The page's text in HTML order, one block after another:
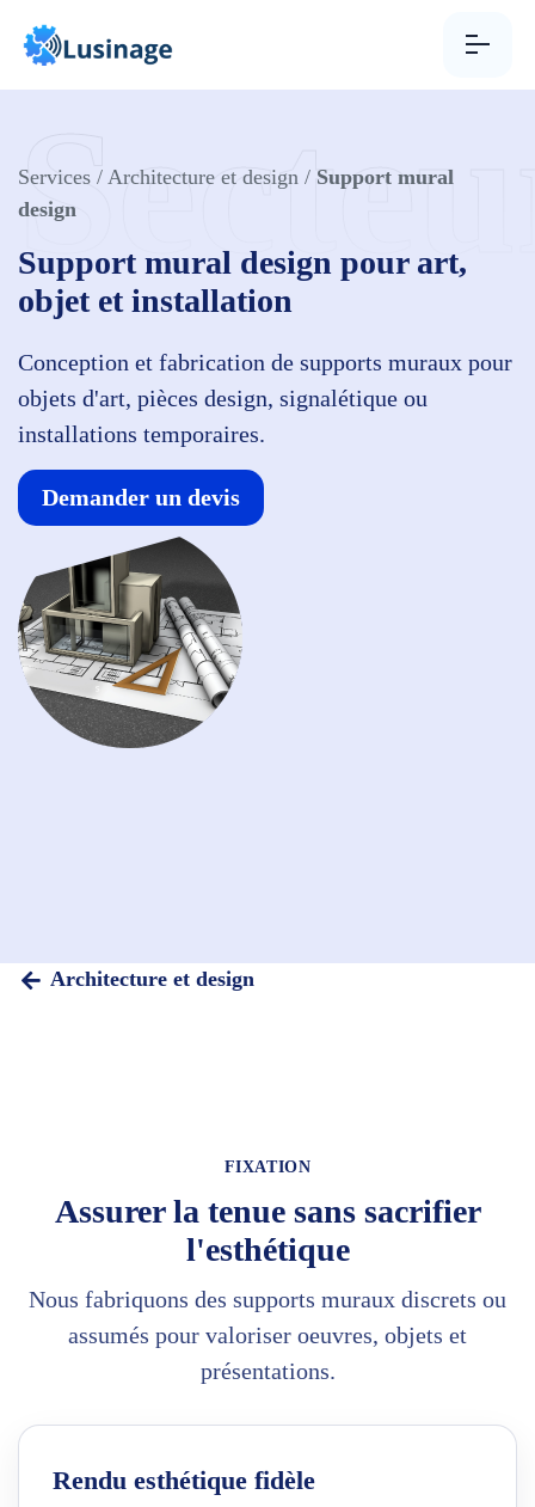
Services / Architecture et design / Support mural
design
Support mural design pour art,
objet et installation
Conception et fabrication de supports muraux pour
objets d'art, pièces design, signalétique ou
installations temporaires.
Demander un devis
Architecture et design
FIXATION
Assurer la tenue sans sacrifier
l'esthétique
Nous fabriquons des supports muraux discrets ou
assumés pour valoriser oeuvres, objets et
présentations.
Rendu esthétique fidèle